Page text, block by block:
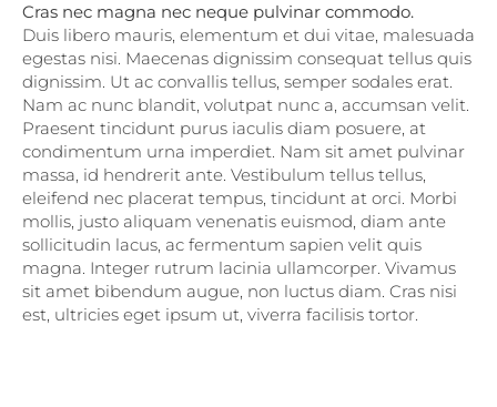
Cras nec magna nec neque pulvinar commodo.
Duis libero mauris, elementum et dui vitae, malesuada
egestas nisi. Maecenas dignissim consequat tellus quis
dignissim. Ut ac convallis tellus, semper sodales erat.
Nam ac nunc blandit, volutpat nunc a, accumsan velit.
Praesent tincidunt purus iaculis diam posuere, at
condimentum urna imperdiet. Nam sit amet pulvinar
massa, id hendrerit ante. Vestibulum tellus tellus,
eleifend nec placerat tempus, tincidunt at orci. Morbi
mollis, justo aliquam venenatis euismod, diam ante
sollicitudin lacus, ac fermentum sapien velit quis
magna. Integer rutrum lacinia ullamcorper. Vivamus
sit amet bibendum augue, non luctus diam. Cras nisi
est, ultricies eget ipsum ut, viverra facilisis tortor.